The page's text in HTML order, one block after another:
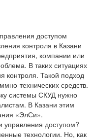
контроля в Казани
компании или
В таких ситуациях
контроля. Такой подход
технических средств.
системы СКУД нужно
В Казани этим
«ЭлСи».
управления доступом?
технологии. Но, как